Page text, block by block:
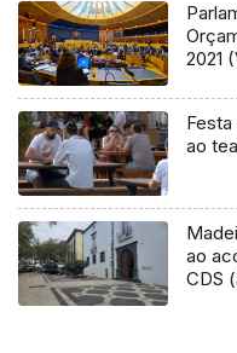
2021
ao
ao
CDS